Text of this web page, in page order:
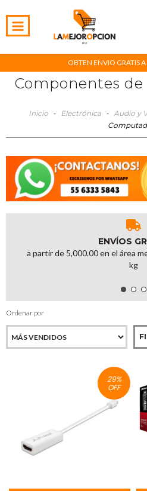
OBTEN ENVIO GRATIS
Componentes
Inicio - Electrónica - Audio y
ENVÍOS
a partir de 5,000.00 en el área
kg
Ordenar por
29%
OFF